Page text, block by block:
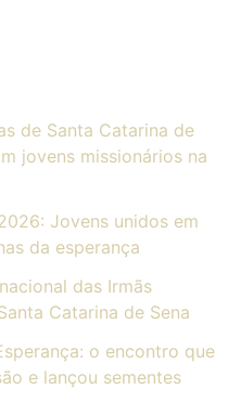
de Santa Catarina de
jovens missionários na
Jovens unidos em
da esperança
das Irmãs
Catarina de Sena
o encontro que
e lançou sementes